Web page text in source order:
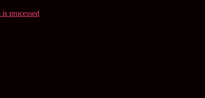
processed